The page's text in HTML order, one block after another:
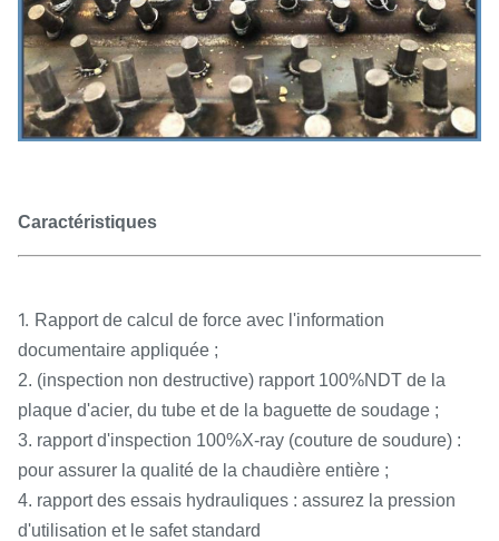
Caractéristiques
1. Rapport de calcul de force avec l'information
documentaire appliquée ;
2. (inspection non destructive) rapport 100%NDT de la
plaque d'acier, du tube et de la baguette de soudage ;
3. rapport d'inspection 100%X-ray (couture de soudure) :
pour assurer la qualité de la chaudière entière ;
4. rapport des essais hydrauliques : assurez la pression
d'utilisation et le safet standard